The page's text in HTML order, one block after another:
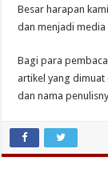
Besar harapan
dan menjadi
Bagi para
artikel yang dimuat
dan nama